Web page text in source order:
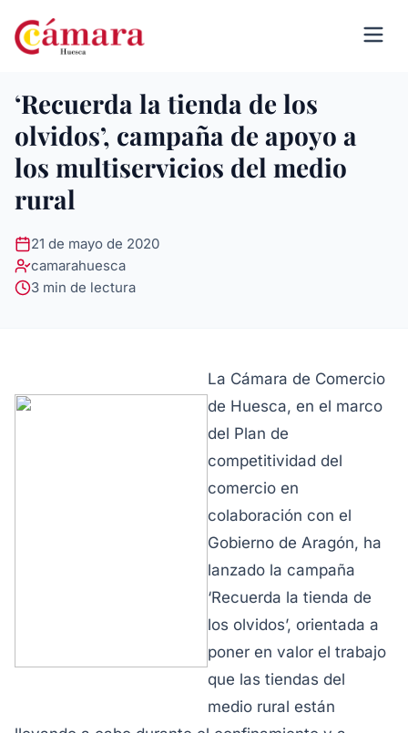
‘Recuerda la tienda de los
olvidos’, campaña de apoyo a
los multiservicios del medio
rural
21 de mayo de 2020
camarahuesca
3 min de lectura
La Cámara de Comercio
de Huesca, en el marco
del Plan de
competitividad del
comercio en
colaboración con el
Gobierno de Aragón, ha
lanzado la campaña
‘Recuerda la tienda de
los olvidos’, orientada a
poner en valor el trabajo
que las tiendas del
medio rural están